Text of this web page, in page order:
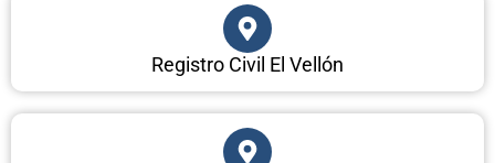
Registro Civil El Vellón